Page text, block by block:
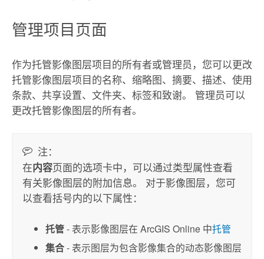
管理项目页面
作为托管影像图层项目的所有者或管理员，您可以更改
托管影像图层项目的名称、缩略图、摘要、描述、使用
条款、共享设置、文件夹、标签和致谢。 管理员可以
更改托管影像图层的所有者。
注：
在内容页面的选项卡中，可以通过类型属性查看
有关影像图层的附加信息。 对于影像图层，您可
以查看括号内的以下属性：
托管- 表示影像图层在 ArcGIS Online 中托管
集合- 表示图层为包含影像集合的动态影像图层